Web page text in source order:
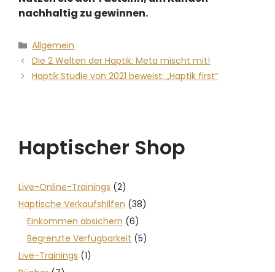
nachhaltig zu gewinnen.
Allgemein
Die 2 Welten der Haptik: Meta mischt mit!
Haptik Studie von 2021 beweist: „Haptik first“
Haptischer Shop
Live-Online-Trainings (2)
Haptische Verkaufshilfen (38)
Einkommen absichern (6)
Begrenzte Verfügbarkeit (5)
Live-Trainings (1)